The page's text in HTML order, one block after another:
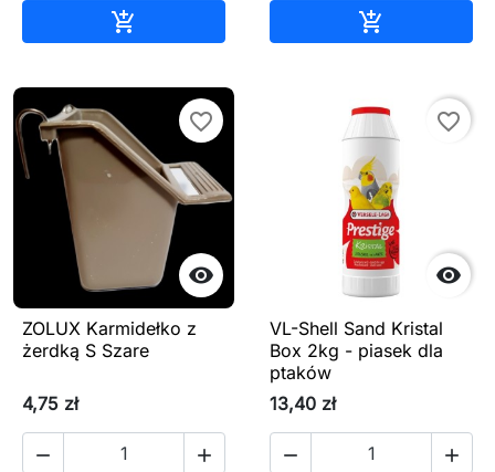
 

favorite_border
ZOLUX Karmidełko z
żerdką S Szare
4,75 zł
 

favorite_border
VL-Shell Sand Kristal
Box 2kg - piasek dla
ptaków
13,40 zł
 